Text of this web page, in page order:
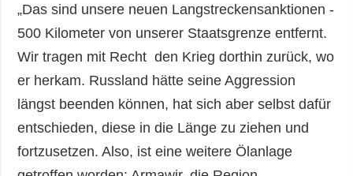
„Das sind unsere neuen Langstreckensanktionen -
500 Kilometer von unserer Staatsgrenze entfernt.
Wir tragen mit Recht den Krieg dorthin zurück, wo
er herkam. Russland hätte seine Aggression
längst beenden können, hat sich aber selbst dafür
entschieden, diese in die Länge zu ziehen und
fortzusetzen. Also, ist eine weitere Ölanlage